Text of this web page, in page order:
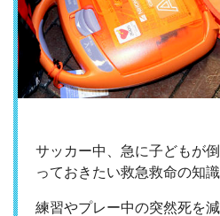
サッカー中、急に子どもが
っておきたい救急救命の知識
練習やプレー中の突然死を減